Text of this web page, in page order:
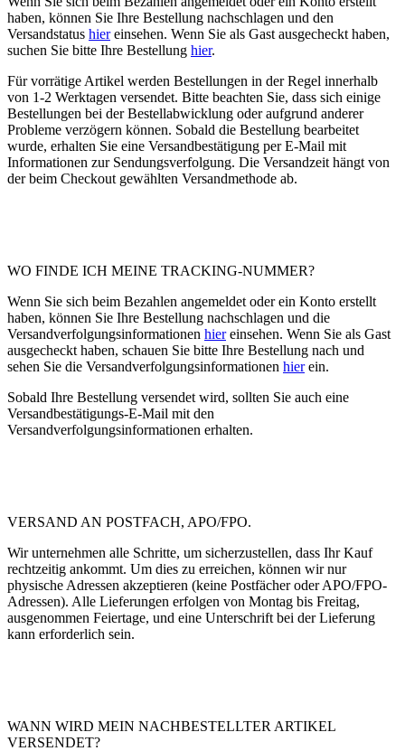
haben, können Sie Ihre Bestellung nachschlagen und den
Versandstatus hiereinsehen. Wenn Sie als Gast ausgecheckt haben,
suchen Sie bitte Ihre Bestellung hier.
Für vorrätige Artikel werden Bestellungen in der Regel innerhalb
von 1-2 Werktagen versendet. Bitte beachten Sie, dass sich einige
Bestellungen bei der Bestellabwicklung oder aufgrund anderer
Probleme verzögern können. Sobald die Bestellung bearbeitet
wurde, erhalten Sie eine Versandbestätigung per E-Mail mit
Informationen zur Sendungsverfolgung. Die Versandzeit hängt von
der beim Checkout gewählten Versandmethode ab.
WO FINDE ICH MEINE TRACKING-NUMMER?
Wenn Sie sich beim Bezahlen angemeldet oder ein Konto erstellt
haben, können Sie Ihre Bestellung nachschlagen und die
Versandverfolgungsinformationen hiereinsehen. Wenn Sie als Gast
ausgecheckt haben, schauen Sie bitte Ihre Bestellung nach und
sehen Sie die Versandverfolgungsinformationen hierein.
Sobald Ihre Bestellung versendet wird, sollten Sie auch eine
Versandbestätigungs-E-Mail mit den
Versandverfolgungsinformationen erhalten.
VERSAND AN POSTFACH, APO/FPO.
Wir unternehmen alle Schritte, um sicherzustellen, dass Ihr Kauf
rechtzeitig ankommt. Um dies zu erreichen, können wir nur
physische Adressen akzeptieren (keine Postfächer oder APO/FPO-
Adressen). Alle Lieferungen erfolgen von Montag bis Freitag,
ausgenommen Feiertage, und eine Unterschrift bei der Lieferung
kann erforderlich sein.
WANN WIRD MEIN NACHBESTELLTER ARTIKEL
VERSENDET?